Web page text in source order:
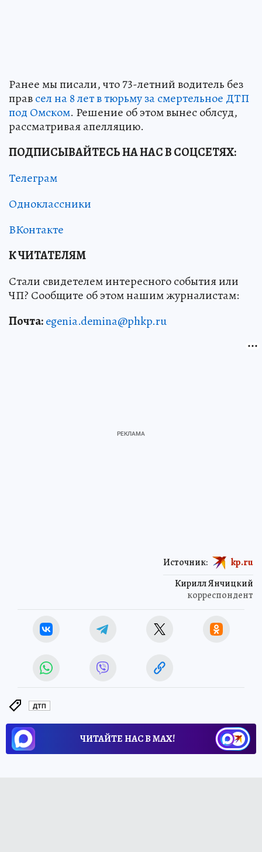
Ранее мы писали, что 73-летний водитель без
правсел на 8 лет в тюрьму за смертельное ДТП
под Омском. Решение об этом вынес облсуд,
рассматривая апелляцию.
ПОДПИСЫВАЙТЕСЬ НА НАС В СОЦСЕТЯХ:
Телеграм
Одноклассники
ВКонтакте
К ЧИТАТЕЛЯМ
Стали свидетелем интересного события или
ЧП? Сообщите об этом нашим журналистам:
Почта:egenia.demina@phkp.ru
Кирилл Янчицкий
корреспондент
Источник: kp.ru
ДТП
ЧИТАЙТЕ НАС В МАХ!